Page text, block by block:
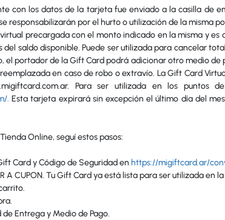
con los datos de la tarjeta fue enviado a la casilla de
responsabilizarán por el hurto o utilización de la misma
precargada con el monto indicado en la misma y
del saldo disponible. Puede ser utilizada para cancelar
el portador de la Gift Card podrá adicionar otro medio
en caso de robo o extravío. La Gift Card
Para ser utilizada en los
. Esta tarjeta expirará sin excepción el último día del
Online, seguí estos pasos:
Card y Código de Seguridad en https://migiftcard.ar/
A CUPON. Tu Gift Card ya está lista para ser utilizada en
Entrega y Medio de Pago.